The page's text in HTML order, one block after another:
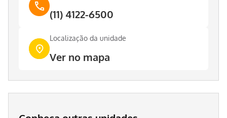
(11) 4122-6500
Localização da unidade
Ver no mapa